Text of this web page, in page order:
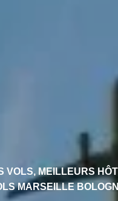
VOLS, MEILLEURS
MARSEILLE